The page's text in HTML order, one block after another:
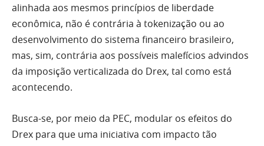
alinhada aos mesmos princípios de liberdade
econômica, não é contrária à tokenização ou ao
desenvolvimento do sistema financeiro brasileiro,
mas, sim, contrária aos possíveis malefícios advindos
da imposição verticalizada do Drex, tal como está
acontecendo.
Busca-se, por meio da PEC, modular os efeitos do
Drex para que uma iniciativa com impacto tão